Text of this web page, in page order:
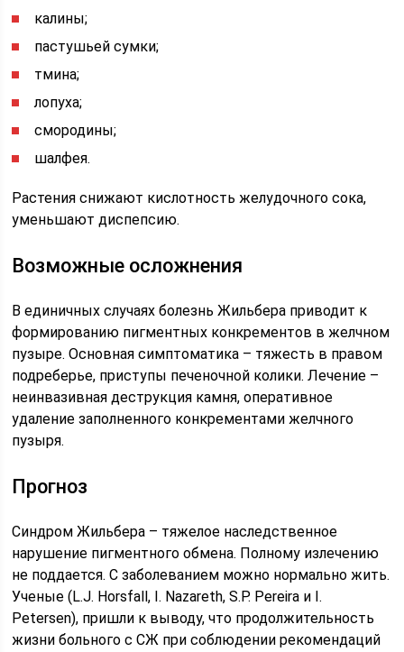
калины;
пастушьей сумки;
тмина;
лопуха;
смородины;
шалфея.
Растения снижают кислотность желудочного сока,
уменьшают диспепсию.
Возможные осложнения
В единичных случаях болезнь Жильбера приводит к
формированию пигментных конкрементов в желчном
пузыре. Основная симптоматика – тяжесть в правом
подреберье, приступы печеночной колики. Лечение –
неинвазивная деструкция камня, оперативное
удаление заполненного конкрементами желчного
пузыря.
Прогноз
Синдром Жильбера – тяжелое наследственное
нарушение пигментного обмена. Полному излечению
не поддается. С заболеванием можно нормально жить.
Ученые (L.J. Horsfall, I. Nazareth, S.P. Pereira и I.
Petersen), пришли к выводу, что продолжительность
жизни больного с СЖ при соблюдении рекомендаций